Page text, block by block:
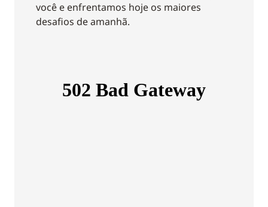
você e enfrentamos hoje os maiores
desafios de amanhã.